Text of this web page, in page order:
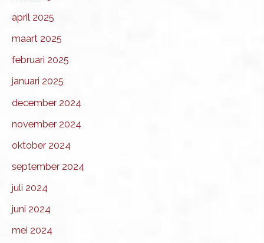
april 2025
maart 2025
februari 2025
januari 2025
december 2024
november 2024
oktober 2024
september 2024
juli 2024
juni 2024
mei 2024